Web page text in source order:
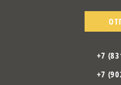
+7
+7